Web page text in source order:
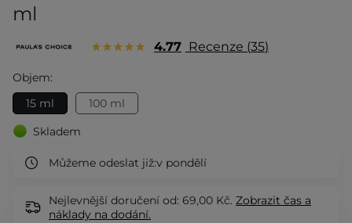
ml
4.77 Recenze 35
Objem:
15 ml
100 ml
Skladem
Můžeme odeslat již:v pondělí
Nejlevnější doručení od: 69,00 Kč. Zobrazit čas a
náklady na dodání.